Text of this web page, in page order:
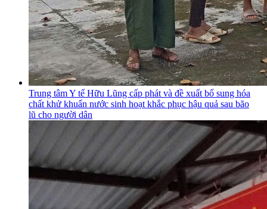
Trung tâm Y tế Hữu Lũng cấp phát và đề xuất bổ sung hóa
chất khử khuẩn nước sinh hoạt khắc phục hậu quả sau bão
lũ cho người dân